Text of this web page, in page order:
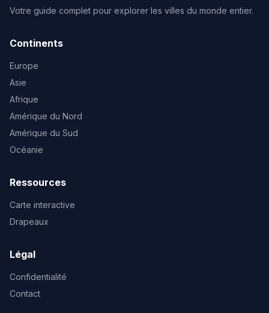
Votre guide complet pour explorer les villes du monde entier.
Continents
Europe
Asie
Afrique
Amérique du Nord
Amérique du Sud
Océanie
Ressources
Carte interactive
Drapeaux
Légal
Confidentialité
Contact